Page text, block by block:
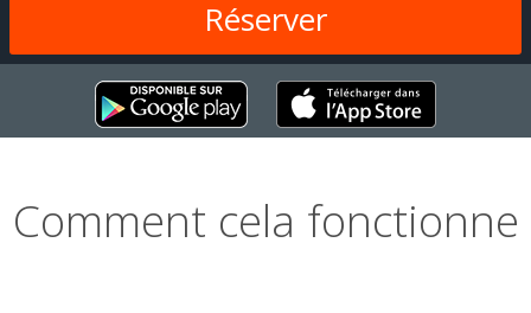
Comment cela fonctionne